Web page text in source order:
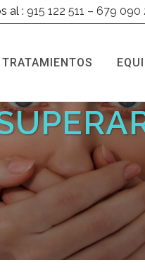
al : 915 122 511 – 679 090
TRATAMIENTOS